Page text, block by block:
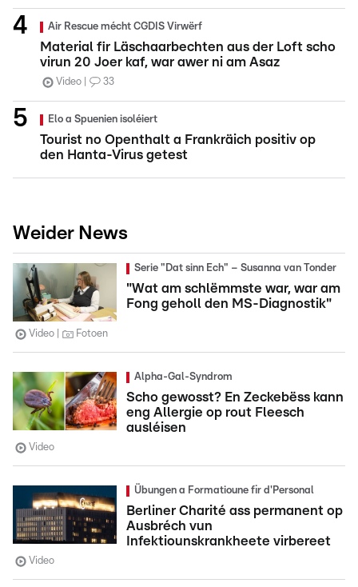
Air Rescue mécht CGDIS Virwërf
Material fir Läschaarbechten aus der Loft scho
virun 20 Joer kaf, war awer ni am Asaz
Video 33
Elo a Spuenien isoléiert
Tourist no Openthalt a Frankräich positiv op
den Hanta-Virus getest
Weider News
Serie "Dat sinn Ech" – Susanna van Tonder
"Wat am schlëmmste war, war am
Fong geholl den MS-Diagnostik"
Video Fotoen
Alpha-Gal-Syndrom
Scho gewosst? En Zeckebëss kann
eng Allergie op rout Fleesch
ausléisen
Video
Übungen a Formatioune fir d'Personal
Berliner Charité ass permanent op
Ausbréch vun
Infektiounskrankheete virbereet
Video